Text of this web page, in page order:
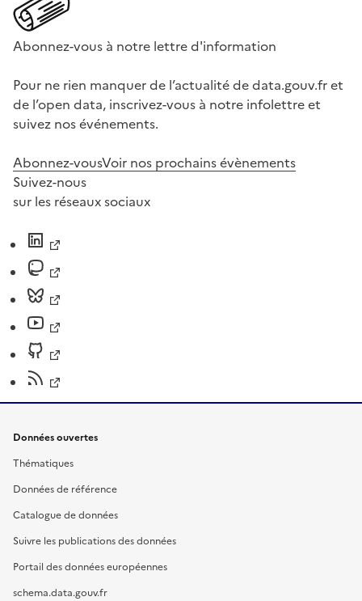
Abonnez-vous à notre lettre d'information
Pour ne rien manquer de l’actualité de data.gouv.fr et
de l’open data, inscrivez-vous à notre infolettre et
suivez nos événements.
Abonnez-vousVoir nos prochains évènements
Suivez-nous
sur les réseaux sociaux
Données ouvertes
Thématiques
Données de référence
Catalogue de données
Suivre les publications des données
Portail des données européennes
schema.data.gouv.fr